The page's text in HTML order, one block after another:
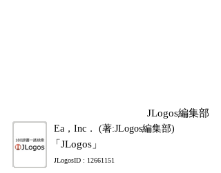
JLogos編集部
Ea，Inc． (著:JLogos編集部)
「JLogos」
JLogosID : 12661151